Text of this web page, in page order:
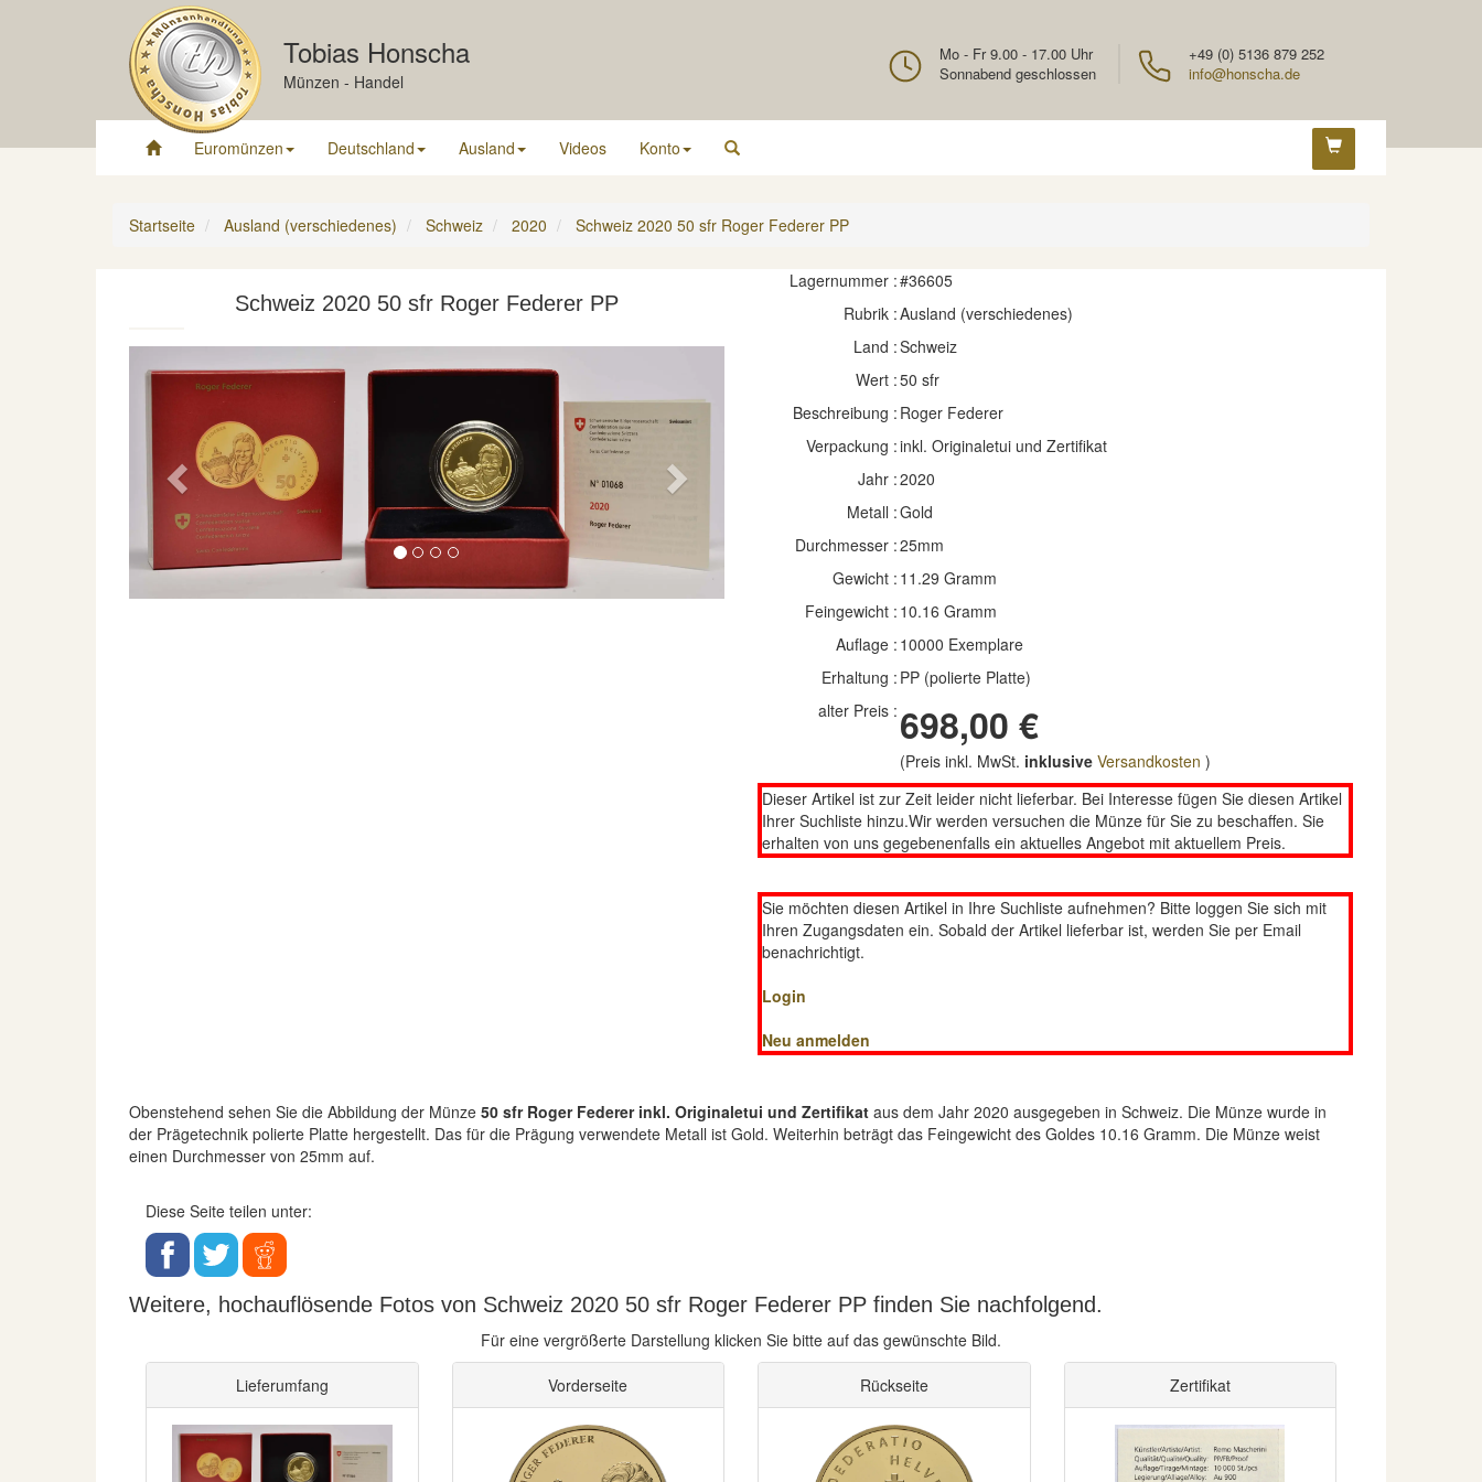
Tobias Honscha
Münzen - Handel
+49 (0) 5136 879 252
info@honscha.de
Mo - Fr 9.00 - 17.00 Uhr
Sonnabend geschlossen
Euromünzen Deutschland Ausland Videos Konto
Startseite Ausland (verschiedenes) Schweiz 2020 Schweiz 2020 50 sfr Roger Federer PP
Schweiz 2020 50 sfr Roger Federer PP
Previous Next
Lagernummer :#36605
Rubrik :Ausland (verschiedenes)
Land :Schweiz
Wert :50 sfr
Beschreibung : Roger Federer
Verpackung :inkl. Originaletui und Zertifikat
Jahr :2020
Metall :Gold
Durchmesser :25mm
Gewicht : 11.29 Gramm
Feingewicht : 10.16 Gramm
Auflage : 10000 Exemplare
Erhaltung : PP (polierte Platte)
alter Preis : 698,00 €
(Preis inkl. MwSt. inklusive Versandkosten )
Dieser Artikel ist zur Zeit leider nicht lieferbar. Bei Interesse fügen Sie diesen Artikel
Ihrer Suchliste hinzu.Wir werden versuchen die Münze für Sie zu beschaffen. Sie
erhalten von uns gegebenenfalls ein aktuelles Angebot mit aktuellem Preis.
Sie möchten diesen Artikel in Ihre Suchliste aufnehmen? Bitte loggen Sie sich mit
Ihren Zugangsdaten ein. Sobald der Artikel lieferbar ist, werden Sie per Email
benachrichtigt.
Login
Neu anmelden
Obenstehend sehen Sie die Abbildung der Münze 50 sfr Roger Federer inkl. Originaletui und Zertifikat aus dem Jahr 2020 ausgegeben in Schweiz. Die Münze wurde in
der Prägetechnik polierte Platte hergestellt. Das für die Prägung verwendete Metall ist Gold. Weiterhin beträgt das Feingewicht des Goldes 10.16 Gramm. Die Münze weist
einen Durchmesser von 25mm auf.
Diese Seite teilen unter:
Weitere, hochauflösende Fotos von Schweiz 2020 50 sfr Roger Federer PP finden Sie nachfolgend.
Für eine vergrößerte Darstellung klicken Sie bitte auf das gewünschte Bild.
Lieferumfang Vorderseite Rückseite Zertifikat